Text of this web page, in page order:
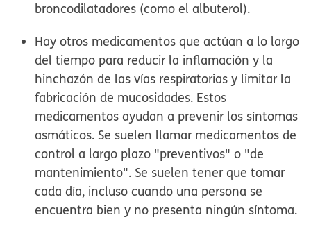
broncodilatadores (como el albuterol).
Hay otros medicamentos que actúan a lo largo
del tiempo para reducir la inflamación y la
hinchazón de las vías respiratorias y limitar la
fabricación de mucosidades. Estos
medicamentos ayudan a prevenir los síntomas
asmáticos. Se suelen llamar medicamentos de
control a largo plazo "preventivos" o "de
mantenimiento". Se suelen tener que tomar
cada día, incluso cuando una persona se
encuentra bien y no presenta ningún síntoma.